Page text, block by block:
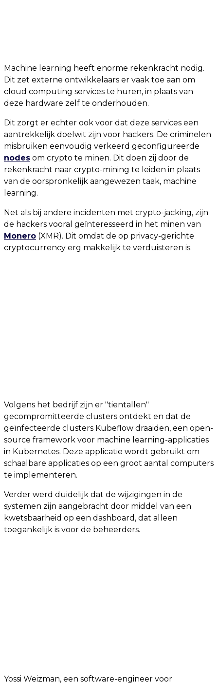
Machine learning heeft enorme rekenkracht nodig.
Dit zet externe ontwikkelaars er vaak toe aan om
cloud computing services te huren, in plaats van
deze hardware zelf te onderhouden.
Dit zorgt er echter ook voor dat deze services een
aantrekkelijk doelwit zijn voor hackers. De criminelen
misbruiken eenvoudig verkeerd geconfigureerde
nodes om crypto te minen. Dit doen zij door de
rekenkracht naar crypto-mining te leiden in plaats
van de oorspronkelijk aangewezen taak, machine
learning.
Net als bij andere incidenten met crypto-jacking, zijn
de hackers vooral geïnteresseerd in het minen van
Monero (XMR). Dit omdat de op privacy-gerichte
cryptocurrency erg makkelijk te verduisteren is.
Volgens het bedrijf zijn er "tientallen"
gecompromitteerde clusters ontdekt en dat de
geïnfecteerde clusters Kubeflow draaiden, een open-
source framework voor machine learning-applicaties
in Kubernetes. Deze applicatie wordt gebruikt om
schaalbare applicaties op een groot aantal computers
te implementeren.
Verder werd duidelijk dat de wijzigingen in de
systemen zijn aangebracht door middel van een
kwetsbaarheid op een dashboard, dat alleen
toegankelijk is voor de beheerders.
Yossi Weizman, een software-engineer voor